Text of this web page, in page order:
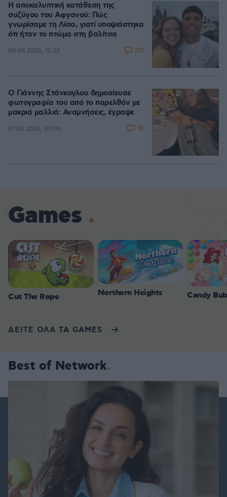
Η αποκαλυπτική κατάθεση της
συζύγου του Αφγανού: Πώς
γνωρίσαμε τη Λίσα, γιατί υποψιάστηκα
ότι ήταν το πτώμα στη βαλίτσα
06.08.2026, 12:32 312
Ο Γιάννης Στάνκογλου δημοσίευσε
φωτογραφία του από το παρελθόν με
μακριά μαλλιά: Αναμνήσεις, έγραψε
07.08.2026, 09:09 10
Games
Cut The Rope Northern Heights Candy
ΔΕΙΤΕ ΟΛΑ ΤΑ GAMES
Best of Network